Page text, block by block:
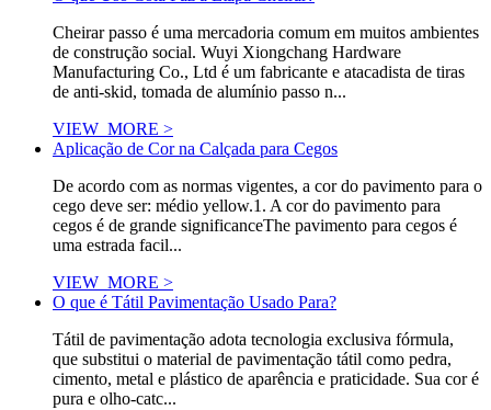
Cheirar passo é uma mercadoria comum em muitos ambientes
de construção social. Wuyi Xiongchang Hardware
Manufacturing Co., Ltd é um fabricante e atacadista de tiras
de anti-skid, tomada de alumínio passo n...
VIEW_MORE >
Aplicação de Cor na Calçada para Cegos
De acordo com as normas vigentes, a cor do pavimento para o
cego deve ser: médio yellow.1. A cor do pavimento para
cegos é de grande significanceThe pavimento para cegos é
uma estrada facil...
VIEW_MORE >
O que é Tátil Pavimentação Usado Para?
Tátil de pavimentação adota tecnologia exclusiva fórmula,
que substitui o material de pavimentação tátil como pedra,
cimento, metal e plástico de aparência e praticidade. Sua cor é
pura e olho-catc...